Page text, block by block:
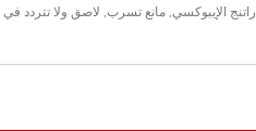
راتنج الإيبوكسي مانع تسرب لاصق ولا تتردد في